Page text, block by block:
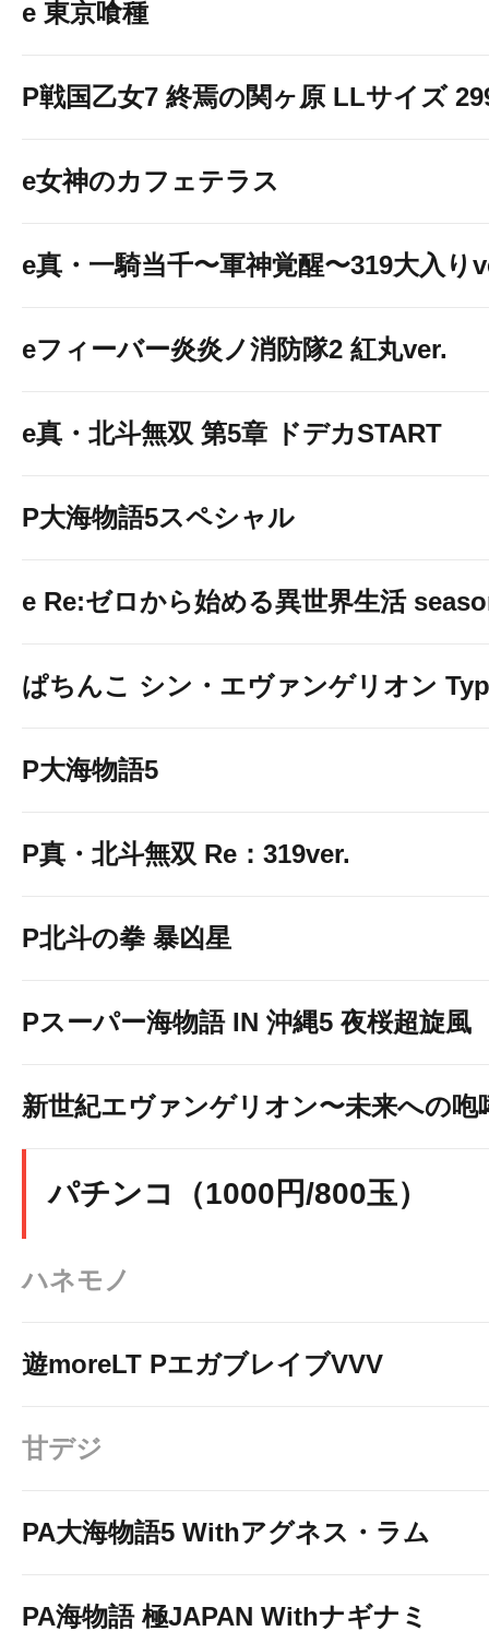
↓↓↓画像をクリックして詳細情報
スマスロ とんでもスキルで異世
↓↓↓画像をクリックして詳細情報
真打 吉宗
e 東京喰種
P戦国乙女7 終焉の関ヶ原 LLサイズ
e女神のカフェテラス
e真・一騎当千〜軍神覚醒〜319大入り
eフィーバー炎炎ノ消防隊2 紅丸ver.
e真・北斗無双 第5章 ドデカSTART
P大海物語5スペシャル
e Re:ゼロから始める異世界生活
ぱちんこ シン・エヴァンゲリオン
P大海物語5
P真・北斗無双 Re：319ver.
P北斗の拳 暴凶星
Pスーパー海物語 IN 沖縄5 夜桜超旋風
新世紀エヴァンゲリオン〜未来への咆
パチンコ（1000円/800玉）
ハネモノ
遊moreLT PエガブレイブVVV
甘デジ
PA大海物語5 Withアグネス・ラム
PA海物語 極JAPAN Withナギナミ